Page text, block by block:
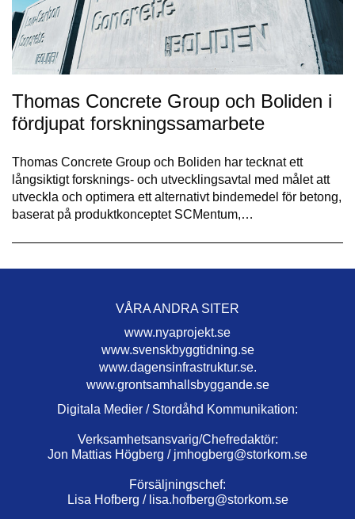
Thomas Concrete Group och Boliden i
fördjupat forskningssamarbete
Thomas Concrete Group och Boliden har tecknat ett
långsiktigt forsknings- och utvecklingsavtal med målet att
utveckla och optimera ett alternativt bindemedel för betong,
baserat på produktkonceptet SCMentum,…
VÅRA ANDRA SITER
www.nyaprojekt.se
www.svenskbyggtidning.se
www.dagensinfrastruktur.se.
www.grontsamhallsbyggande.se
Digitala Medier / Stordåhd Kommunikation:
Verksamhetsansvarig/Chefredaktör:
Jon Mattias Högberg / jmhogberg@storkom.se
Försäljningschef:
Lisa Hofberg / lisa.hofberg@storkom.se